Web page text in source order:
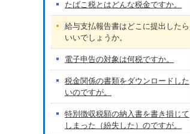
たばこ税とはどんな税金ですか。
給与支払報告書はどこに提出したら
いいでしょうか。
電子申告の対象は何税ですか。
税金関係の書類をダウンロードした
いのですが。
特別徴収税額の納入書を書き損じて
しまった（紛失した）のですが。